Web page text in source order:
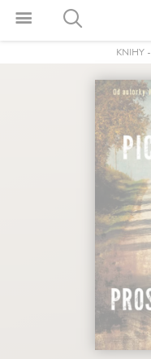
KNIHY-